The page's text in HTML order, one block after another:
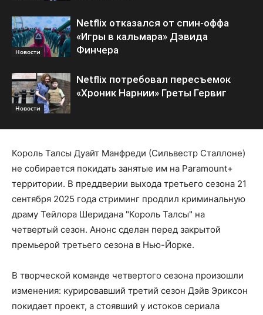
Новости
Netflix отказался от спин-оффа
«Игры в кальмара» Дэвида
Финчера
Новости
Netflix потребовал пересъемок
«Хроник Нарнии» Греты Гервиг
Король Талсы Дуайт Манфреди (Сильвестр Сталлоне)
не собирается покидать занятые им на Paramount+
территории. В преддверии выхода третьего сезона 21
сентября 2025 года стриминг продлил криминальную
драму Тейлора Шеридана "Король Талсы" на
четвертый сезон. Анонс сделан перед закрытой
премьерой третьего сезона в Нью-Йорке.
В творческой команде четвертого сезона произошли
изменения: курировавший третий сезон Дэйв Эриксон
покидает проект, а стоявший у истоков сериала